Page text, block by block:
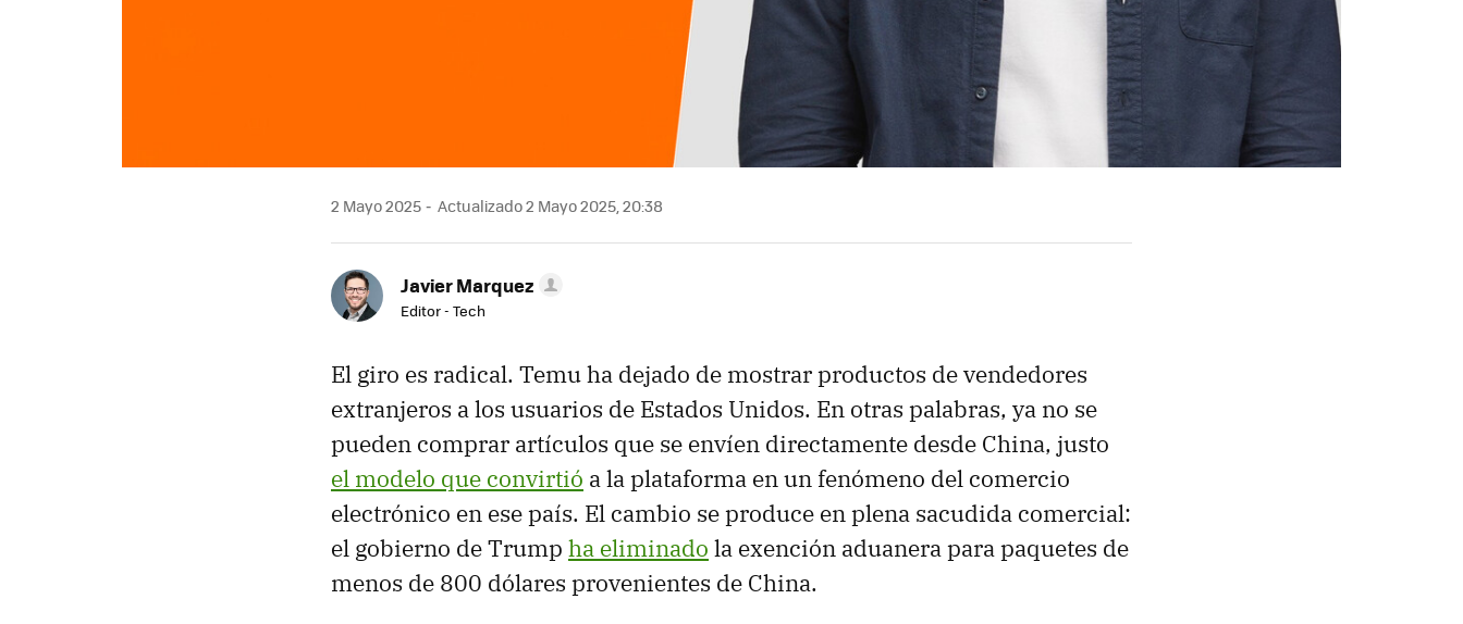
2 Mayo 2025 Actualizado 2 Mayo 2025, 20:38
Javier Marquez
Editor - Tech
El giro es radical. Temu ha dejado de mostrar productos de vendedores
extranjeros a los usuarios de Estados Unidos. En otras palabras, ya no se
pueden comprar artículos que se envíen directamente desde China, justo
el modelo que convirtió a la plataforma en un fenómeno del comercio
electrónico en ese país. El cambio se produce en plena sacudida comercial:
el gobierno de Trump ha eliminado la exención aduanera para paquetes de
menos de 800 dólares provenientes de China.